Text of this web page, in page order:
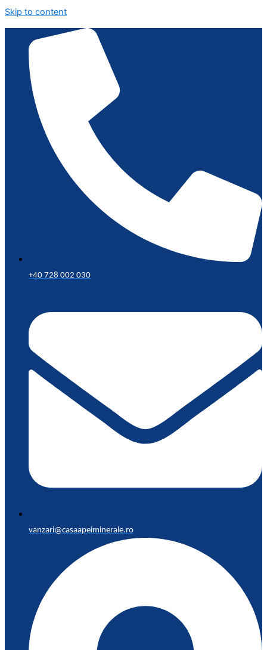
Skip to content
+40 728 002 030
vanzari@casaapeiminerale.ro